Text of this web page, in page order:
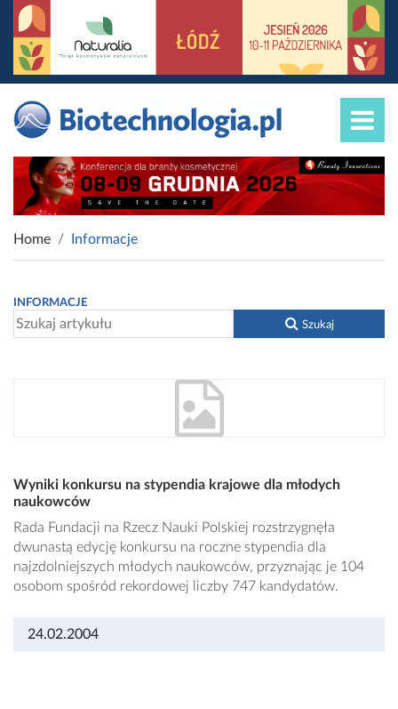
Home Informacje
INFORMACJE
Szukaj
Wyniki konkursu na stypendia krajowe dla młodych
naukowców
Rada Fundacji na Rzecz Nauki Polskiej rozstrzygnęła
dwunastą edycję konkursu na roczne stypendia dla
najzdolniejszych młodych naukowców, przyznając je 104
osobom spośród rekordowej liczby 747 kandydatów.
24.02.2004